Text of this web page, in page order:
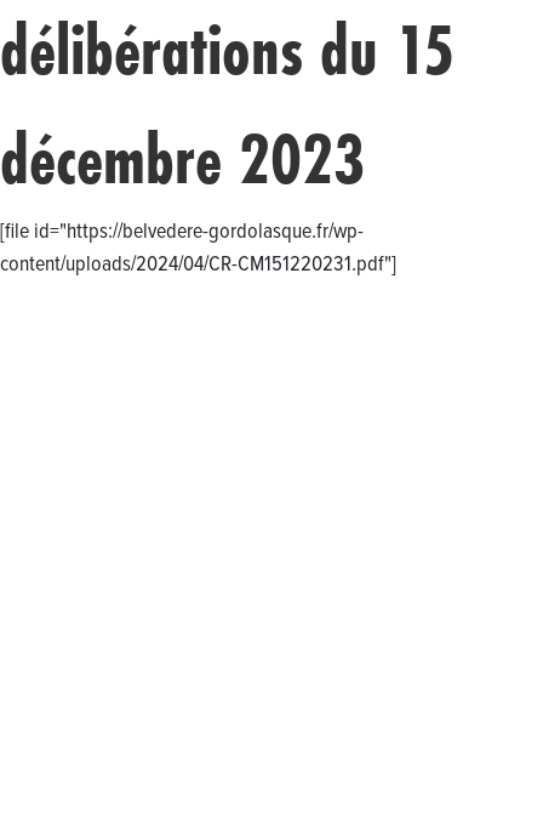
délibérations du 15
décembre 2023
[file id="https://belvedere-gordolasque.fr/wp-
content/uploads/2024/04/CR-CM151220231.pdf"]